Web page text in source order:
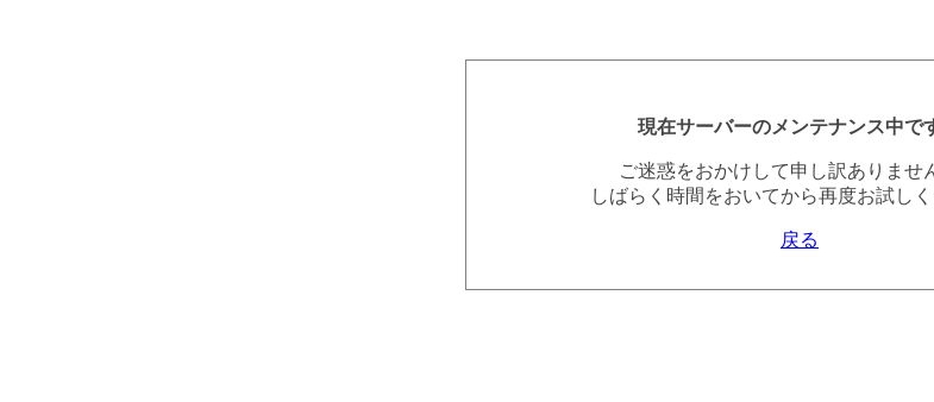
現在サーバーのメンテナンス中で
ご迷惑をおかけして申し訳ありませ
しばらく時間をおいてから再度お試しく
戻る